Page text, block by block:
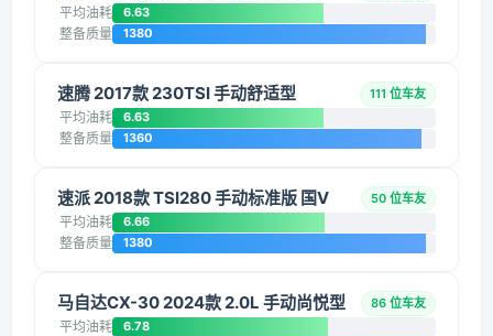
平均油耗 6.63
整备质量 1380
速腾 2017款 230TSI 手动舒适型 111 位车友
平均油耗 6.63
整备质量 1360
速派 2018款 TSI280 手动标准版 国V 50 位车友
平均油耗 6.66
整备质量 1380
马自达CX-30 2024款 2.0L 手动尚悦型 86 位车友
平均油耗 6.78